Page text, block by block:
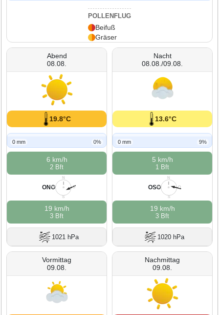
POLLENFLUG
Beifuß
Gräser
Abend
08.08.
19.8°C
0 mm 0%
6 km/h
2 Bft
N
O
S
W
ONO
19 km/h
3 Bft
1021 hPa
Nacht
08.08./09.08.
13.6°C
0 mm 9%
5 km/h
1 Bft
N
O
S
W
OSO
19 km/h
3 Bft
1020 hPa
Vormittag
09.08.
Nachmittag
09.08.